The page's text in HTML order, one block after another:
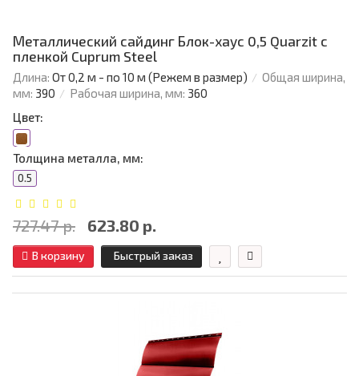
Металлический сайдинг Блок-хаус 0,5 Quarzit с
пленкой Cuprum Steel
Длина: От 0,2 м - по 10 м (Режем в размер)
Общая ширина,
мм: 390 Рабочая ширина, мм: 360
Цвет:
Толщина металла, мм:
0.5
727.47 р. 623.80 р.
В корзину Быстрый заказ